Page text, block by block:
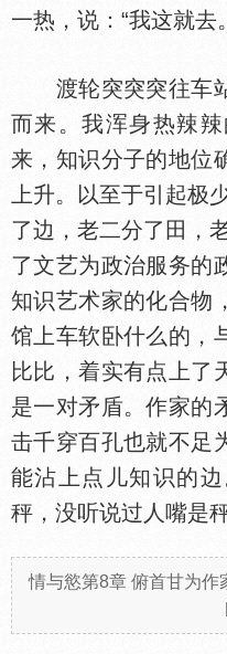
一热，说：“我这就去
渡轮突突突往车站
而来。我浑身热辣
来，知识分子的地位
上升。以至于引起极
了边，老二分了田，
了文艺为政治服务的
知识艺术家的化合物
馆上车软卧什么的，
比比，着实有点上了
是一对矛盾。作家的
击千穿百孔也就不足
能沾上点儿知识的
秤，没听说过人嘴是
情与慾第8章 俯首甘为作